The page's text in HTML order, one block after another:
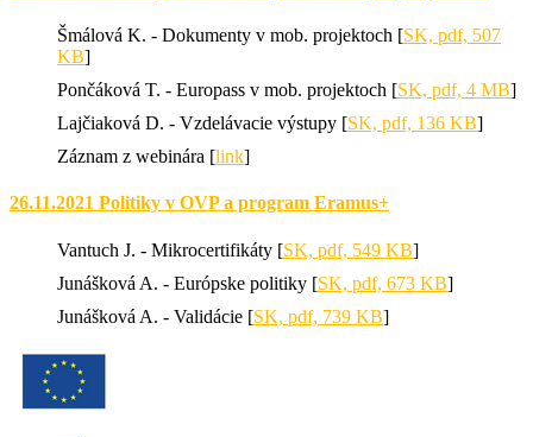
Šmálová K. - Dokumenty v mob. projektoch [SK, pdf, 507
KB]
Pončáková T. - Europass v mob. projektoch [SK, pdf, 4 MB]
Lajčiaková D. - Vzdelávacie výstupy [SK, pdf, 136 KB]
Záznam z webinára [link]
26.11.2021 Politiky v OVP a program Eramus+
Vantuch J. - Mikrocertifikáty [SK, pdf, 549 KB]
Junášková A. - Európske politiky [SK, pdf, 673 KB]
Junášková A. - Validácie [SK, pdf, 739 KB]